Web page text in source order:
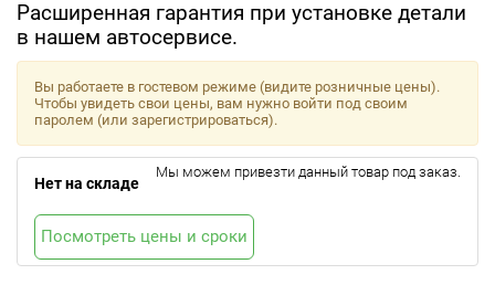
Расширенная гарантия при установке детали
в нашем автосервисе.
Вы работаете в гостевом режиме (видите розничные цены).
Чтобы увидеть свои цены, вам нужно войти под своим
паролем (или зарегистрироваться).
Нет на складе
Мы можем привезти данный товар под заказ.
Посмотреть цены и сроки